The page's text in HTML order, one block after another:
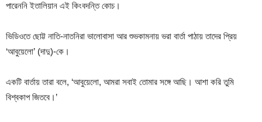
পারেননি ইতালিয়ান এই কিংবদন্তি কোচ।
ভিডিওতে ছোট্ট নাতি-নাতনিরা ভালোবাসা আর শুভকামনায় ভরা বার্তা পাঠায় তাদের প্রিয়
‘আবুয়েলো’ (দাদু)-কে।
একটি বার্তায় তারা বলে, ‘আবুয়েলো, আমরা সবাই তোমার সঙ্গে আছি। আশা করি তুমি
বিশ্বকাপ জিতবে।’